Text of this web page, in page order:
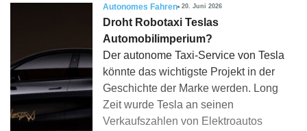
Autonomes Fahren 20. Juni 2026
Droht Robotaxi Teslas
Automobilimperium?
Der autonome Taxi-Service von Tesla
könnte das wichtigste Projekt in der
Geschichte der Marke werden. Long
Zeit wurde Tesla an seinen
Verkaufszahlen von Elektroautos